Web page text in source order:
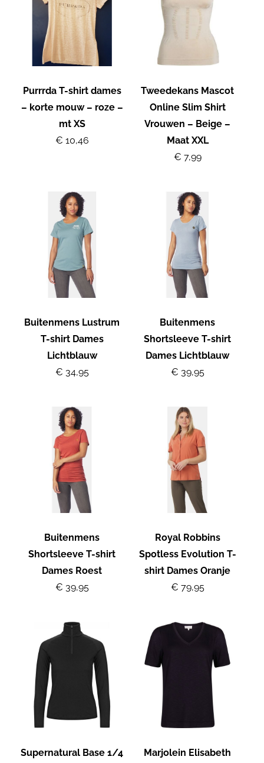
Purrrda T-shirt dames
– korte mouw – roze –
mt XS
€ 10,46
Tweedekans Mascot
Online Slim Shirt
Vrouwen – Beige –
Maat XXL
€ 7,99
Buitenmens Lustrum
T-shirt Dames
Lichtblauw
€ 34,95
Buitenmens
Shortsleeve T-shirt
Dames Lichtblauw
€ 39,95
Buitenmens
Shortsleeve T-shirt
Dames Roest
€ 39,95
Royal Robbins
Spotless Evolution T-
shirt Dames Oranje
€ 79,95
Supernatural Base 1/4
Marjolein Elisabeth